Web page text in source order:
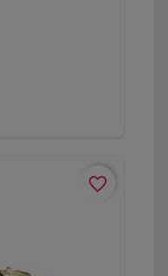
favorite_border